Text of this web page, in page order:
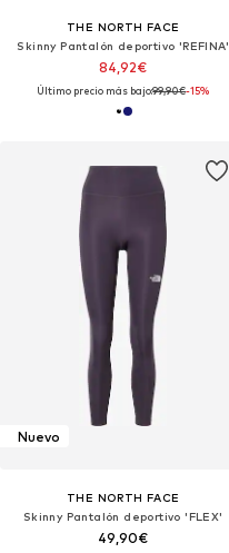
THE NORTH FACE
Skinny Pantalón deportivo 'REFINA'
84,92€
Último precio más bajo:99,90€-15%
Nuevo
THE NORTH FACE
Skinny Pantalón deportivo 'FLEX'
49,90€